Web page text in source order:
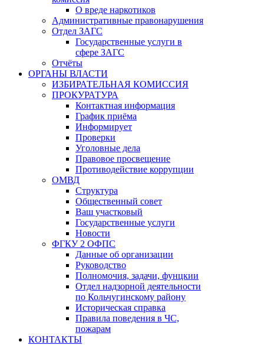
О вреде наркотиков
Административные правонарушения
Отдел ЗАГС
Государственные услуги в
сфере ЗАГС
Отчёты
ОРГАНЫ ВЛАСТИ
ИЗБИРАТЕЛЬНАЯ КОМИССИЯ
ПРОКУРАТУРА
Контактная информация
График приёма
Информирует
Проверки
Уголовные дела
Правовое просвещение
Противодействие коррупции
ОМВД
Структура
Общественный совет
Ваш участковый
Государственные услуги
Новости
ФГКУ 2 ОФПС
Данные об организации
Руководство
Полномочия, задачи, фунцкии
Отдел надзорной деятельности
по Кольчугинскому району
Историческая справка
Правила поведения в ЧС,
пожарам
КОНТАКТЫ